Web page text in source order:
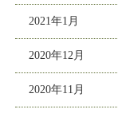
2021年1月
2020年12月
2020年11月